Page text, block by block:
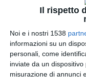
Il rispetto
Noi e i nostri 1538
informazioni su un
personali, come
inviate da un
misurazione di annunci